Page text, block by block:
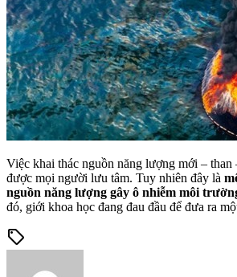
Việc khai thác nguồn năng lượng mới – than
được mọi người lưu tâm. Tuy nhiên đây là
nguồn năng lượng gây ô nhiễm môi
đó, giới khoa học đang đau đầu để đưa ra
sell